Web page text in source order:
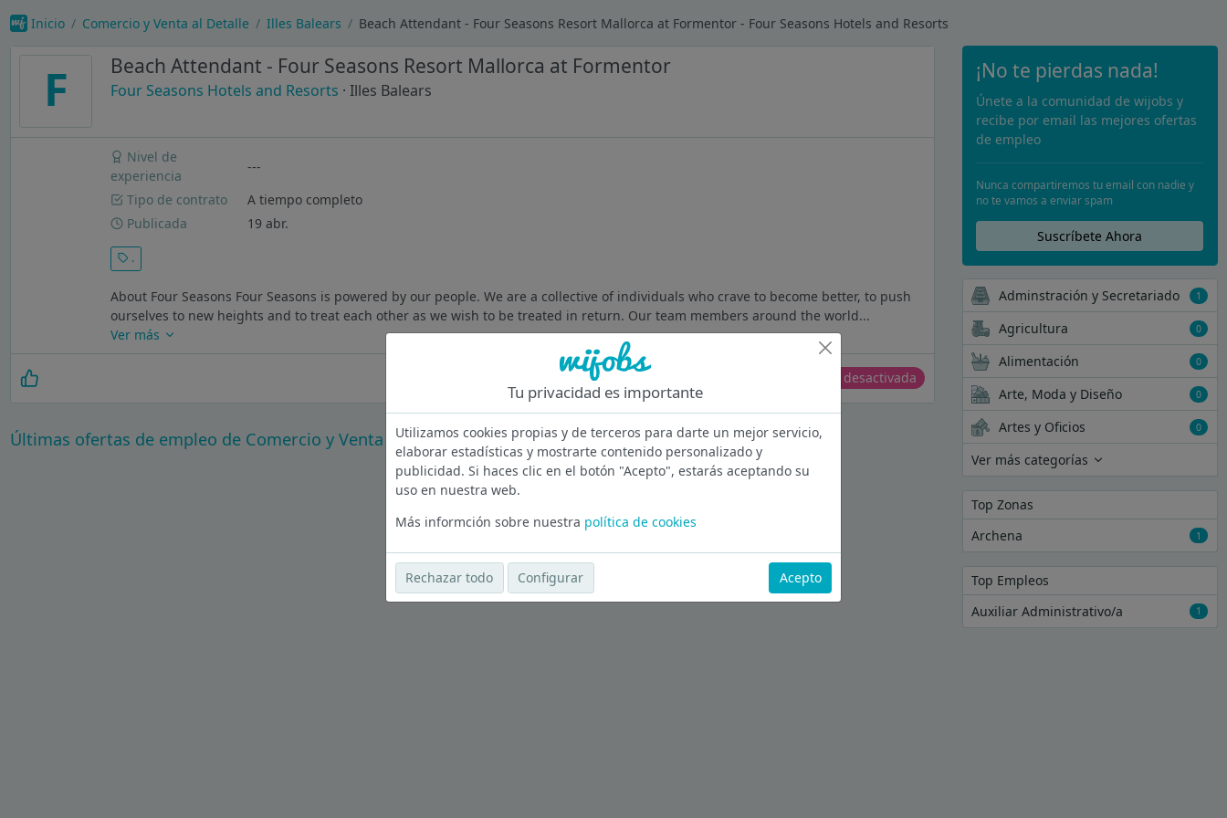
Inicio Comercio y Venta al Detalle Illes Balears Beach Attendant - Four Seasons Resort Mallorca at Formentor - Four Seasons Hotels and Resorts
F Beach Attendant - Four Seasons Resort Mallorca at Formentor
Four Seasons Hotels and Resorts · Illes Balears
Nivel de
experiencia
---
Tipo de contrato
A tiempo completo
Publicada
19 abr.
.
About Four Seasons Four Seasons is powered by our people. We are a collective of individuals who crave to become better, to push
ourselves to new heights and to treat each other as we wish to be treated in return. Our team members around the world...
Ver más
Oferta desactivada
Últimas ofertas de empleo de Comercio y Venta al Detalle en Illes Balears
Ver más ofertas
¡No te pierdas nada!
Únete a la comunidad de wijobs y
recibe por email las mejores ofertas
de empleo
Nunca compartiremos tu email con nadie y
no te vamos a enviar spam
Suscríbete Ahora
Adminstración y Secretariado 1
Agricultura 0
Alimentación 0
Arte, Moda y Diseño 0
Artes y Oficios 0
Ver más categorías
Top Zonas
Archena
1
Top Empleos
Auxiliar Administrativo/a
1
Tu privacidad es importante
Utilizamos cookies propias y de terceros para darte un mejor servicio,
elaborar estadísticas y mostrarte contenido personalizado y
publicidad. Si haces clic en el botón "Acepto", estarás aceptando su
uso en nuestra web.
Más informción sobre nuestra política de cookies
Rechazar todo Configurar Acepto